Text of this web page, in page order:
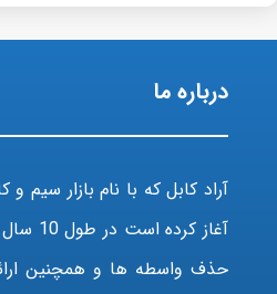
درباره ما
آراد کابل که با نام بازار سیم و
آغاز
حذف واسطه ها و همچنین